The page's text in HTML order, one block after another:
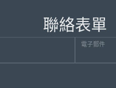
聯絡表單
電子郵件